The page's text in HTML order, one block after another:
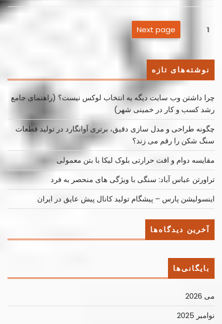
صفحه‌بندی
Page1
Next page
نوشته‌های تازه
چرا داشتن وب سایت دیگه یه انتخاب لوکس نیست؟ (راهنمای جامع
رشد کسب ‌و کار در خمینی ‌شهر)
چگونه طراحی و مدل سازی دقیق، برتری آوانگارد در تولید قطعات
سنگ شکن را رقم می زند؟
مقایسه دوام و افت حرارتی بلوک لیکا با بتن معمولی
تراورتن عباس آباد: سنگی با ویژگی های منحصر به فرد
اینسولیشن پارس – پیشگام تولید کانال پیش عایق در ایران
آخرین دیدگاه‌ها
بایگانی‌ها
می 2026
نوامبر 2025